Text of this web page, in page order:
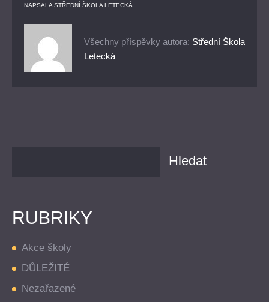
NAPSALASTŘEDNÍ ŠKOLA LETECKÁ
Všechny příspěvky autora: Střední Škola
Letecká
RUBRIKY
Akce školy
DŮLEŽITÉ
Nezařazené